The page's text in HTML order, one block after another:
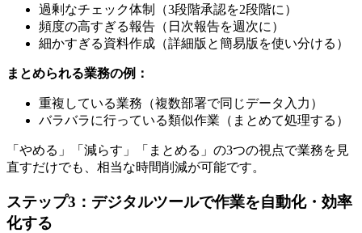
過剰なチェック体制（3段階承認を2段階に）
頻度の高すぎる報告（日次報告を週次に）
細かすぎる資料作成（詳細版と簡易版を使い分ける）
まとめられる業務の例：
重複している業務（複数部署で同じデータ入力）
バラバラに行っている類似作業（まとめて処理する）
「やめる」「減らす」「まとめる」の3つの視点で業務を見
直すだけでも、相当な時間削減が可能です。
ステップ3：デジタルツールで作業を自動化・効率
化する